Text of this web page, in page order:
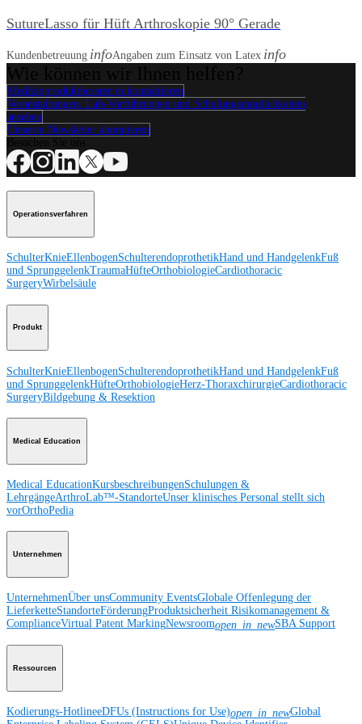
SutureLasso für Hüft Arthroskopie 90° Gerade
Kundenbetreuung infoAngaben zum Einsatz von Latex info
Medizinproduktberater:in kontaktieren
Veranstaltungen, Lab-Vorführungen und Schulungsmöglichkeiten
ansehen
Unseren Newsletter abonnieren
Operationsverfahren
SchulterKnieEllenbogenSchulterendoprothetikHand und HandgelenkFuß
und SprunggelenkTraumaHüfteOrthobiologieCardiothoracic
SurgeryWirbelsäule
Produkt
SchulterKnieEllenbogenSchulterendoprothetikHand und HandgelenkFuß
und SprunggelenkHüfteOrthobiologieHerz-ThoraxchirurgieCardiothoracic
SurgeryBildgebung & Resektion
Medical Education
Medical EducationKursbeschreibungenSchulungen &
LehrgängeArthroLab™-StandorteUnser klinisches Personal stellt sich
vorOrthoPedia
Unternehmen
UnternehmenÜber unsCommunity EventsGlobale Offenlegung der
LieferketteStandorteFörderungProduktsicherheit Risikomanagement &
ComplianceVirtual Patent MarkingNewsroomopen_in_newSBA Support
Ressourcen
Kodierungs-HotlineeDFUs (Instructions for Use)open_in_newGlobal